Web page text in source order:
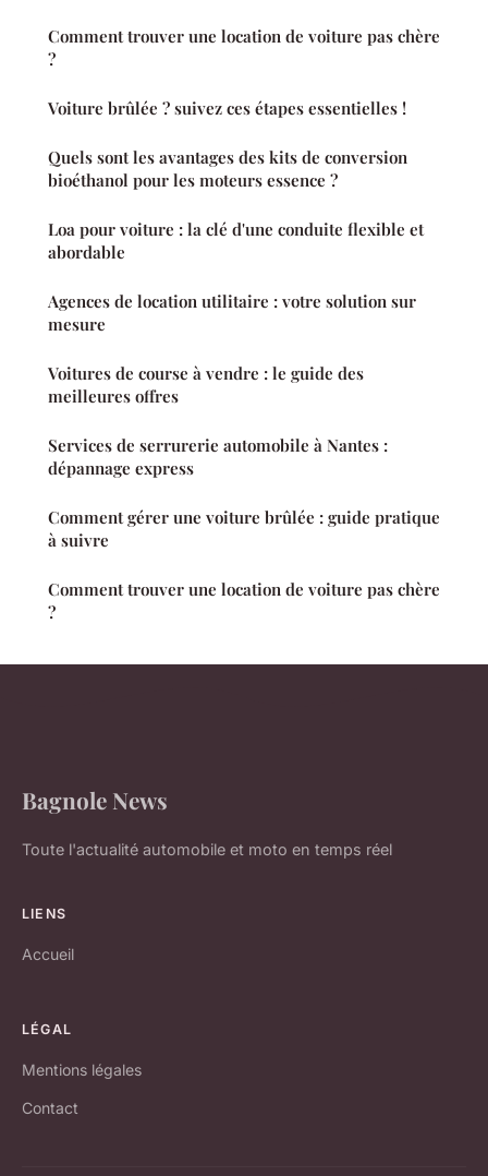
Comment trouver une location de voiture pas chère
?
Voiture brûlée ? suivez ces étapes essentielles !
Quels sont les avantages des kits de conversion
bioéthanol pour les moteurs essence ?
Loa pour voiture : la clé d'une conduite flexible et
abordable
Agences de location utilitaire : votre solution sur
mesure
Voitures de course à vendre : le guide des
meilleures offres
Services de serrurerie automobile à Nantes :
dépannage express
Comment gérer une voiture brûlée : guide pratique
à suivre
Comment trouver une location de voiture pas chère
?
Bagnole News
Toute l'actualité automobile et moto en temps réel
LIENS
Accueil
LÉGAL
Mentions légales
Contact